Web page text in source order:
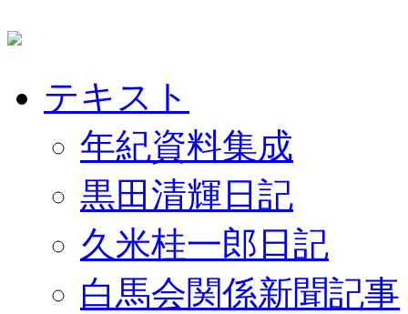
テキスト
年紀資料集成
黒田清輝日記
久米桂一郎日記
白馬会関係新聞記事